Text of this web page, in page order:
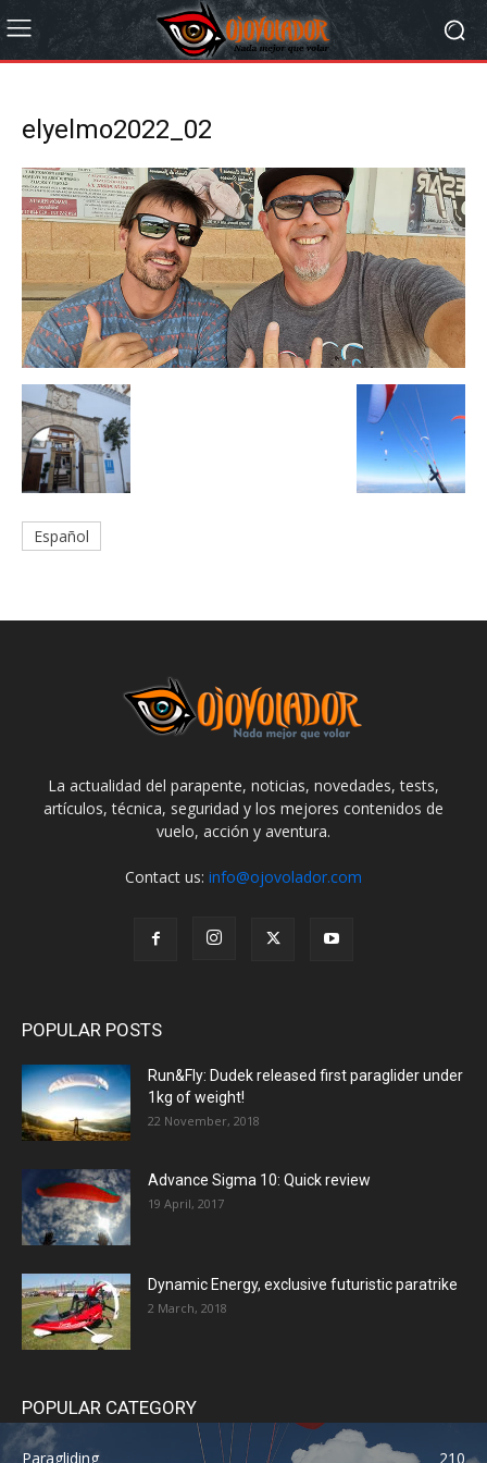
elyelmo2022_02
Español
La actualidad del parapente, noticias, novedades, tests,
artículos, técnica, seguridad y los mejores contenidos de
vuelo, acción y aventura.
Contact us: info@ojovolador.com
POPULAR POSTS
Run&Fly: Dudek released first paraglider under
1kg of weight!
22 November, 2018
Advance Sigma 10: Quick review
19 April, 2017
Dynamic Energy, exclusive futuristic paratrike
2 March, 2018
POPULAR CATEGORY
Paragliding 210